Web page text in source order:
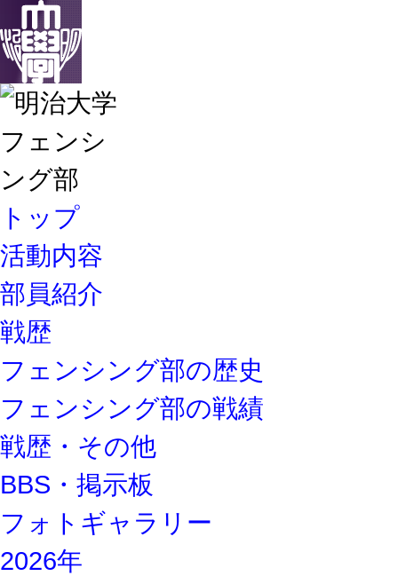
トップ
活動内容
部員紹介
戦歴
フェンシング部の歴史
フェンシング部の戦績
戦歴・その他
BBS・掲示板
フォトギャラリー
2026年